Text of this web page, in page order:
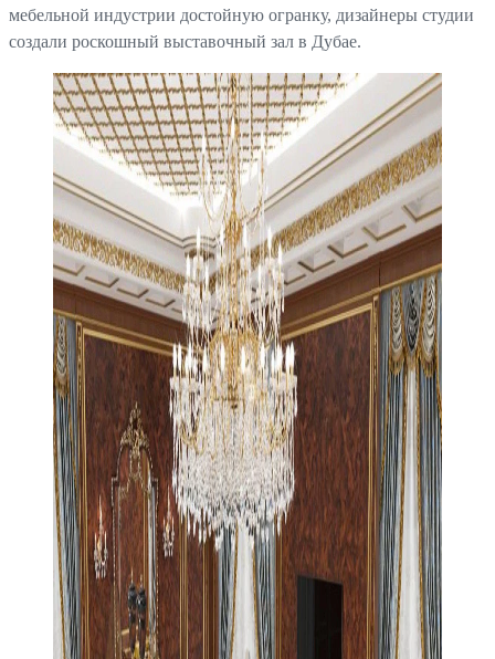
мебельной индустрии достойную огранку, дизайнеры студии
создали роскошный выставочный зал в Дубае.